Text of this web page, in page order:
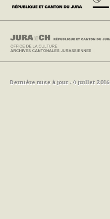
Dernière mise à jour : 4 juillet 2016